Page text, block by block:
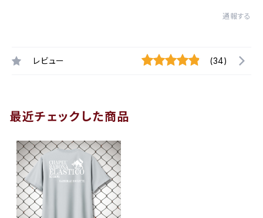
通報する
レビュー (34)
最近チェックした商品